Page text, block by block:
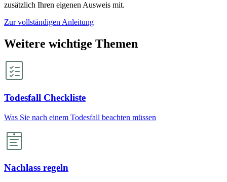
zusätzlich Ihren eigenen Ausweis mit.
Zur vollständigen Anleitung
Weitere wichtige Themen
Todesfall Checkliste
Was Sie nach einem Todesfall beachten müssen
Nachlass regeln